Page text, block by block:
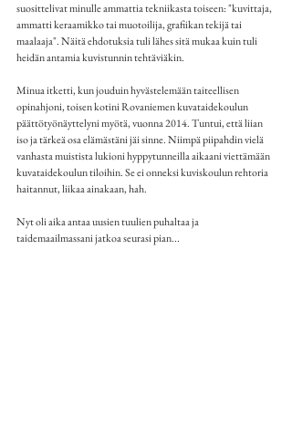
suosittelivat minulle ammattia tekniikasta toiseen: "kuvittaja,
ammatti keraamikko tai muotoilija, grafiikan tekijä tai
maalaaja". Näitä ehdotuksia tuli lähes sitä mukaa kuin tuli
heidän antamia kuvistunnin tehtäviäkin.
Minua itketti, kun jouduin hyvästelemään taiteellisen
opinahjoni, toisen kotini Rovaniemen kuvataidekoulun
päättötyönäyttelyni myötä, vuonna 2014. Tuntui, että liian
iso ja tärkeä osa elämästäni jäi sinne. Niimpä piipahdin vielä
vanhasta muistista lukioni hyppytunneilla aikaani viettämään
kuvataidekoulun tiloihin. Se ei onneksi kuviskoulun rehtoria
haitannut, liikaa ainakaan, hah.
Nyt oli aika antaa uusien tuulien puhaltaa ja
taidemaailmassani jatkoa seurasi pian...